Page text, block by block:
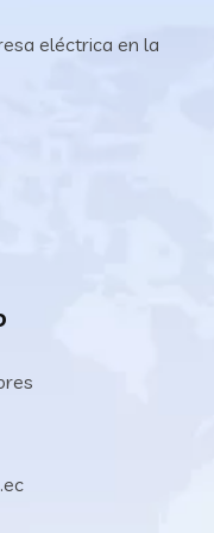
eléctrica en la